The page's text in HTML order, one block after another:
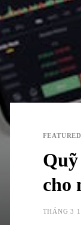
FEATURED
cho
THÁNG 3